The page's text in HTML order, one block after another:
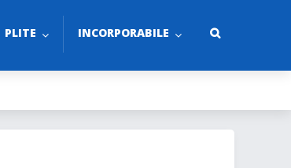
PLITE INCORPORABILE